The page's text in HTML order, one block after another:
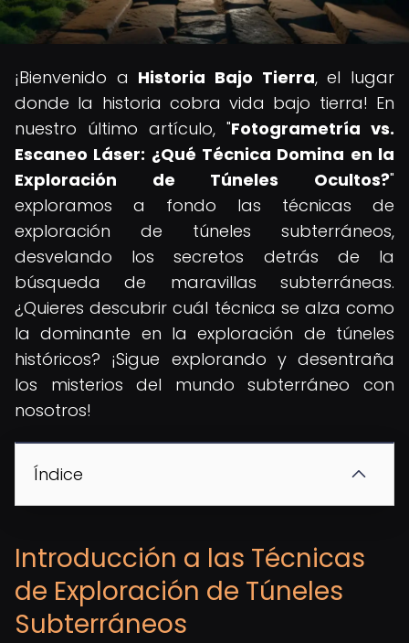
¡Bienvenido a Historia Bajo Tierra, el lugar
donde la historia cobra vida bajo tierra! En
nuestro último artículo, "Fotogrametría vs.
Escaneo Láser: ¿Qué Técnica Domina en la
Exploración de Túneles Ocultos?"
exploramos a fondo las técnicas de
exploración de túneles subterráneos,
desvelando los secretos detrás de la
búsqueda de maravillas subterráneas.
¿Quieres descubrir cuál técnica se alza como
la dominante en la exploración de túneles
históricos? ¡Sigue explorando y desentraña
los misterios del mundo subterráneo con
nosotros!
Índice
Introducción a las Técnicas
de Exploración de Túneles
Subterráneos